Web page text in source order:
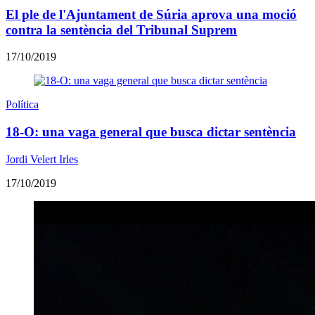
El ple de l'Ajuntament de Súria aprova una moció
contra la sentència del Tribunal Suprem
17/10/2019
Política
18-O: una vaga general que busca dictar sentència
Jordi Velert Irles
17/10/2019